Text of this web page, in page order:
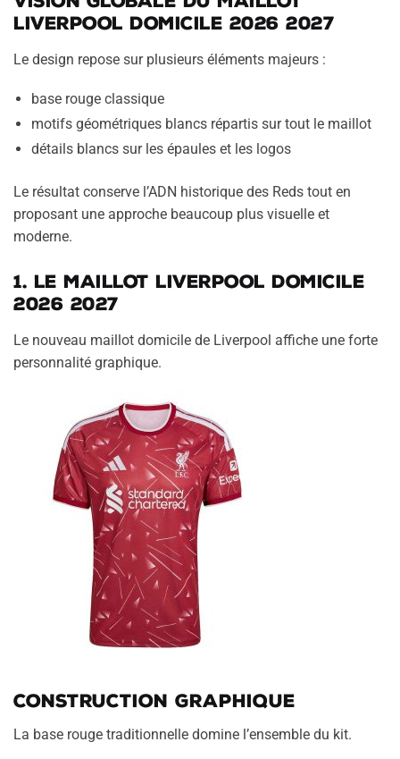
Liverpool domicile 2026 2027
Le design repose sur plusieurs éléments majeurs :
base rouge classique
motifs géométriques blancs répartis sur tout le maillot
détails blancs sur les épaules et les logos
Le résultat conserve l’ADN historique des Reds tout en
proposant une approche beaucoup plus visuelle et
moderne.
1. Le maillot Liverpool domicile
2026 2027
Le nouveau maillot domicile de Liverpool affiche une forte
personnalité graphique.
Construction graphique
La base rouge traditionnelle domine l’ensemble du kit.